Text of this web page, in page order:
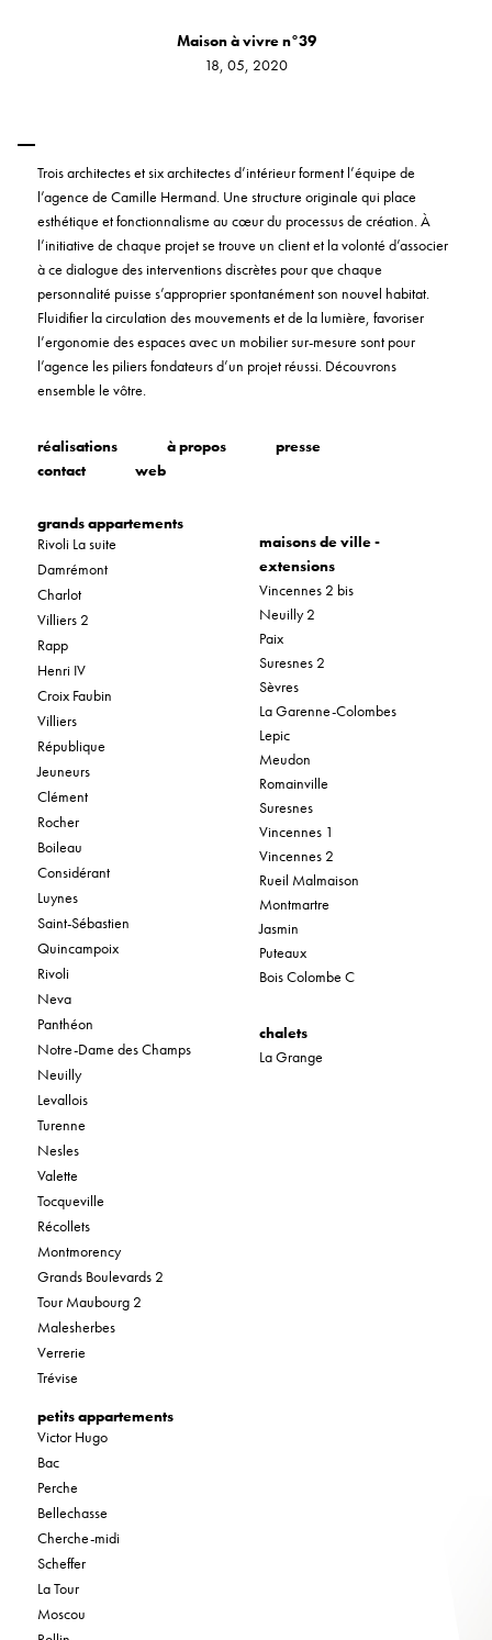
Maison à vivre n°39
18, 05, 2020
Trois architectes et six architectes d’intérieur forment l’équipe de
l’agence de Camille Hermand. Une structure originale qui place
esthétique et fonctionnalisme au cœur du processus de création. À
l’initiative de chaque projet se trouve un client et la volonté d’associer
à ce dialogue des interventions discrètes pour que chaque
personnalité puisse s’approprier spontanément son nouvel habitat.
Fluidifier la circulation des mouvements et de la lumière, favoriser
l’ergonomie des espaces avec un mobilier sur-mesure sont pour
l’agence les piliers fondateurs d’un projet réussi. Découvrons
ensemble le vôtre.
réalisations à propos
presse
contact
web
grands appartements
Rivoli La suite
Damrémont
Charlot
Villiers 2
Rapp
Henri IV
Croix Faubin
Villiers
République
Jeuneurs
Clément
Rocher
Boileau
Considérant
Luynes
Saint-Sébastien
Quincampoix
Rivoli
Neva
Panthéon
Notre-Dame des Champs
Neuilly
Levallois
Turenne
Nesles
Valette
Tocqueville
Récollets
Montmorency
Grands Boulevards 2
Tour Maubourg 2
Malesherbes
Verrerie
Trévise
petits appartements
Victor Hugo
Bac
Perche
Bellechasse
Cherche-midi
Scheffer
La Tour
Moscou
maisons de ville -
extensions
Vincennes 2 bis
Neuilly 2
Paix
Suresnes 2
Sèvres
La Garenne-Colombes
Lepic
Meudon
Romainville
Suresnes
Vincennes 1
Vincennes 2
Rueil Malmaison
Montmartre
Jasmin
Puteaux
Bois Colombe C
chalets
La Grange